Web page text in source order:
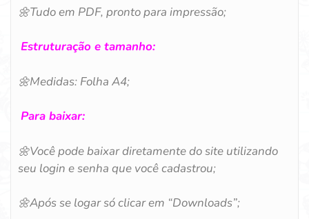
🌼Tudo em PDF, pronto para impressão;
Estruturação e tamanho:
🌼Medidas: Folha A4;
Para baixar:
🌼Você pode baixar diretamente do site utilizando
seu login e senha que você cadastrou;
🌼Após se logar só clicar em “Downloads”;